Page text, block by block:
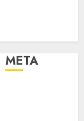
META